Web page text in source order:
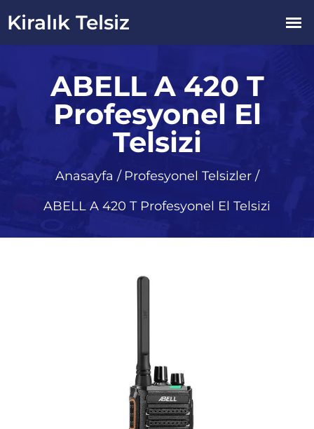
ABELL A 420 T
Profesyonel El
Telsizi
Anasayfa / Profesyonel Telsizler/
ABELL A 420 T Profesyonel El Telsizi